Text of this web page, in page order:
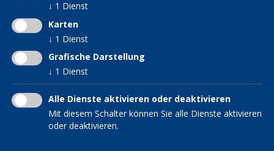
KVW Hilfsfonds
KVW Interessensgruppe
für Verwitwete und
Alleinstehende
KVW Senioren
Hebammen im KVW
Südtiroler in der Welt
↓ 1 Dienst
Karten
↓ 1 Dienst
Grafische Darstellung
↓ 1 Dienst
Alle Dienste aktivieren oder deaktivieren
Mit diesem Schalter können Sie alle Dienste aktivieren
oder deaktivieren.